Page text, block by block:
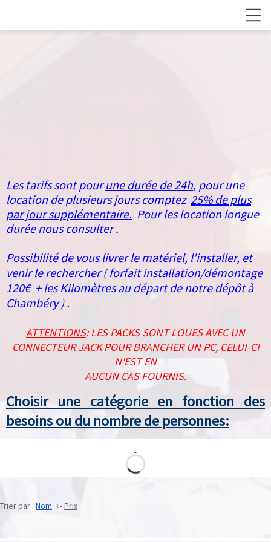
Les tarifs sont pourune durée de 24h, pour une
location de plusieurs jours comptez 25% de plus
par jour supplémentaire. Pour les location longue
durée nous consulter .
Possibilité de vous livrer le matériel, l'installer, et
venir le rechercher ( forfait installation/démontage
120€ + les Kilomètres au départ de notre dépôt à
Chambéry ) .
ATTENTIONS: LES PACKS SONT LOUES AVEC UN
CONNECTEUR JACK POUR BRANCHER UN PC, CELUI-CI
N'EST EN
AUCUN CAS FOURNIS.
Choisir une catégorie en fonction des
besoins ou du nombre de personnes:
Trier par : Nom -Prix